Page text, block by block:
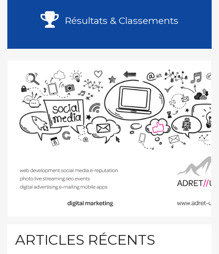
Résultats & Classements
ARTICLES RÉCENTS